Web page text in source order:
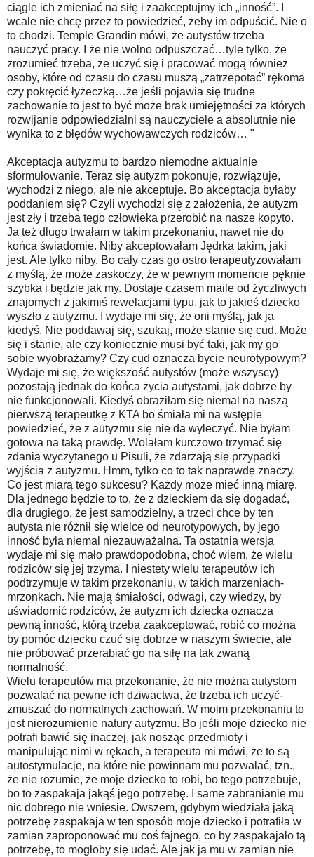
ciągle ich zmieniać na siłę i zaakceptujmy ich „inność”. I
wcale nie chcę przez to powiedzieć, żeby im odpuścić. Nie o
to chodzi. Temple Grandin mówi, że autystów trzeba
nauczyć pracy. I że nie wolno odpuszczać…tyle tylko, że
zrozumieć trzeba, że uczyć się i pracować mogą również
osoby, które od czasu do czasu muszą „zatrzepotać” rękoma
czy pokręcić łyżeczką…że jeśli pojawia się trudne
zachowanie to jest to być może brak umiejętności za których
rozwijanie odpowiedzialni są nauczyciele a absolutnie nie
wynika to z błędów wychowawczych rodziców… "
Akceptacja autyzmu to bardzo niemodne aktualnie
sformułowanie. Teraz się autyzm pokonuje, rozwiązuje,
wychodzi z niego, ale nie akceptuje. Bo akceptacja byłaby
poddaniem się? Czyli wychodzi się z założenia, że autyzm
jest zły i trzeba tego człowieka przerobić na nasze kopyto.
Ja też długo trwałam w takim przekonaniu, nawet nie do
końca świadomie. Niby akceptowałam Jędrka takim, jaki
jest. Ale tylko niby. Bo cały czas go ostro terapeutyzowałam
z myślą, że może zaskoczy, że w pewnym momencie pęknie
szybka i będzie jak my. Dostaje czasem maile od życzliwych
znajomych z jakimiś rewelacjami typu, jak to jakieś dziecko
wyszło z autyzmu. I wydaje mi się, że oni myślą, jak ja
kiedyś. Nie poddawaj się, szukaj, może stanie się cud. Może
się i stanie, ale czy koniecznie musi być taki, jak my go
sobie wyobrażamy? Czy cud oznacza bycie neurotypowym?
Wydaje mi się, że większość autystów (może wszyscy)
pozostają jednak do końca życia autystami, jak dobrze by
nie funkcjonowali. Kiedyś obraziłam się niemal na naszą
pierwszą terapeutkę z KTA bo śmiała mi na wstępie
powiedzieć, że z autyzmu się nie da wyleczyć. Nie byłam
gotowa na taką prawdę. Wolałam kurczowo trzymać się
zdania wyczytanego u Pisuli, że zdarzają się przypadki
wyjścia z autyzmu. Hmm, tylko co to tak naprawdę znaczy.
Co jest miarą tego sukcesu? Każdy może mieć inną miarę.
Dla jednego będzie to to, że z dzieckiem da się dogadać,
dla drugiego, że jest samodzielny, a trzeci chce by ten
autysta nie różnił się wielce od neurotypowych, by jego
inność była niemal niezauważalna. Ta ostatnia wersja
wydaje mi się mało prawdopodobna, choć wiem, że wielu
rodziców się jej trzyma. I niestety wielu terapeutów ich
podtrzymuje w takim przekonaniu, w takich marzeniach-
mrzonkach. Nie mają śmiałości, odwagi, czy wiedzy, by
uświadomić rodziców, że autyzm ich dziecka oznacza
pewną inność, którą trzeba zaakceptować, robić co można
by pomóc dziecku czuć się dobrze w naszym świecie, ale
nie próbować przerabiać go na siłę na tak zwaną
normalność.
Wielu terapeutów ma przekonanie, że nie można autystom
pozwalać na pewne ich dziwactwa, że trzeba ich uczyć-
zmuszać do normalnych zachowań. W moim przekonaniu to
jest nierozumienie natury autyzmu. Bo jeśli moje dziecko nie
potrafi bawić się inaczej, jak nosząc przedmioty i
manipulując nimi w rękach, a terapeuta mi mówi, że to są
autostymulacje, na które nie powinnam mu pozwalać, tzn.,
że nie rozumie, że moje dziecko to robi, bo tego potrzebuje,
bo to zaspakaja jakąś jego potrzebę. I same zabranianie mu
nic dobrego nie wniesie. Owszem, gdybym wiedziała jaką
potrzebę zaspakaja w ten sposób moje dziecko i potrafiła w
zamian zaproponować mu coś fajnego, co by zaspakajało tą
potrzebę, to mogłoby się udać. Ale jak ja mu w zamian nie